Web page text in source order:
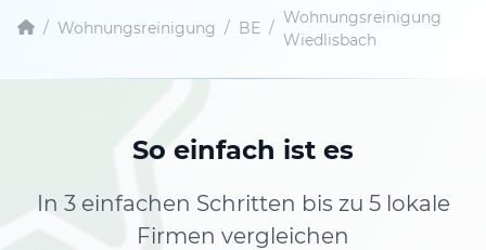
/ Wohnungsreinigung / BE /
Wohnungsreinigung
Wiedlisbach
So einfach ist es
In 3 einfachen Schritten bis zu 5 lokale
Firmen vergleichen